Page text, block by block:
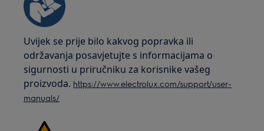
Uvijek se prije bilo kakvog popravka ili
održavanja posavjetujte s informacijama o
sigurnosti u priručniku za korisnike vašeg
proizvoda. https://www.electrolux.com/support/user-
manuals/